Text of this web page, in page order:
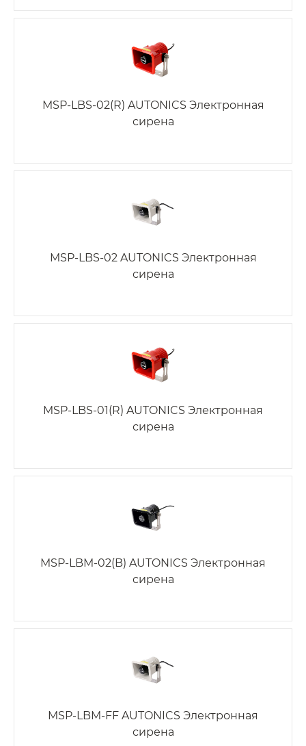
MSP-LBS-02(R) AUTONICS Электронная
сирена
MSP-LBS-02 AUTONICS Электронная
сирена
MSP-LBS-01(R) AUTONICS Электронная
сирена
MSP-LBM-02(B) AUTONICS Электронная
сирена
MSP-LBM-FF AUTONICS Электронная
сирена